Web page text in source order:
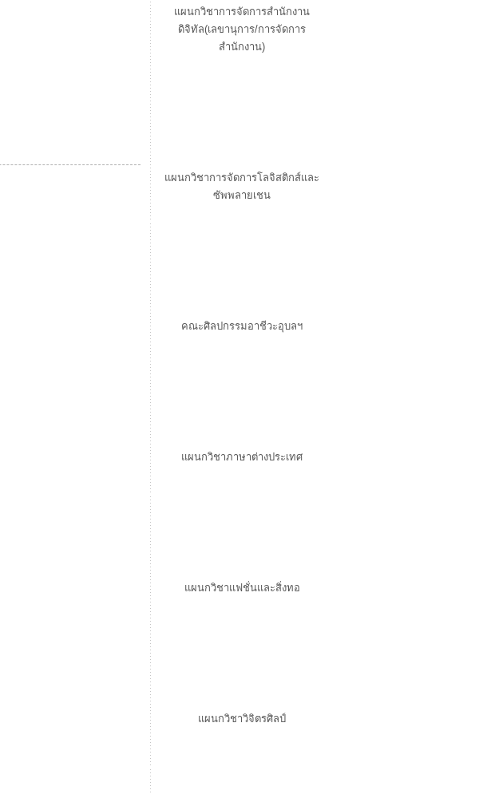
แผนกวิชาการจัดการสำนักงาน
ดิจิทัล(เลขานุการ/การจัดการ
สำนักงาน)
แผนกวิชาการจัดการโลจิสติกส์และ
ซัพพลายเชน
คณะศิลปกรรมอาชีวะอุบลฯ
แผนกวิชาภาษาต่างประเทศ
แผนกวิชาแฟชั่นและสิ่งทอ
แผนกวิชาวิจิตรศิลป์